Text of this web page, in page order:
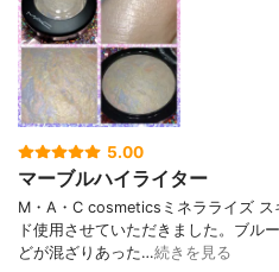
5.00
マーブルハイライター
M・A・C cosmeticsミネラライズ
ド使用させていただきました。⁡ブル
どが混ざりあった…続きを見る